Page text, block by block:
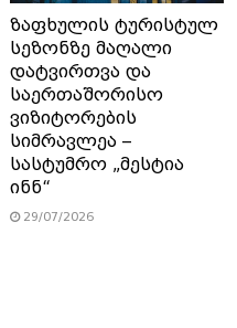
ზაფხულის ტურისტულ
სეზონზე მაღალი
დატვირთვა და
საერთაშორისო
ვიზიტორების
სიმრავლეა –
სასტუმრო „მესტია
ინნ“
29/07/2026